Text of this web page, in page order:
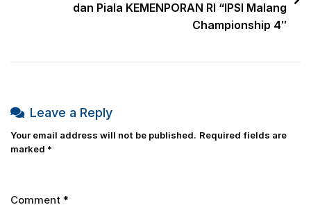
dan Piala KEMENPORAN RI “IPSI Malang
Championship 4″
Leave a Reply
Your email address will not be published. Required fields are
marked *
Comment *